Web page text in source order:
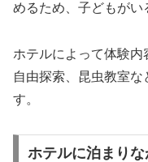
めるため、子どもがい
ホテルによって体験
自由探索、昆虫教室な
す。
ホテルに泊まり